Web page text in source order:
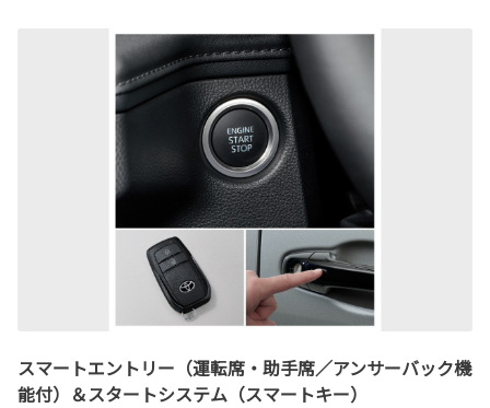
スマートエントリー（運転席・助手席／アンサーバック機
能付）＆スタートシステム（スマートキー）